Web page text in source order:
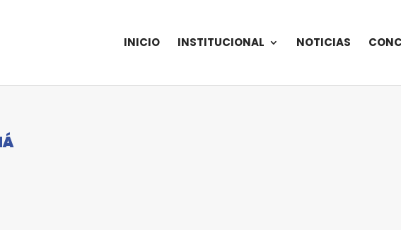
INICIO INSTITUCIONAL NOTICIAS